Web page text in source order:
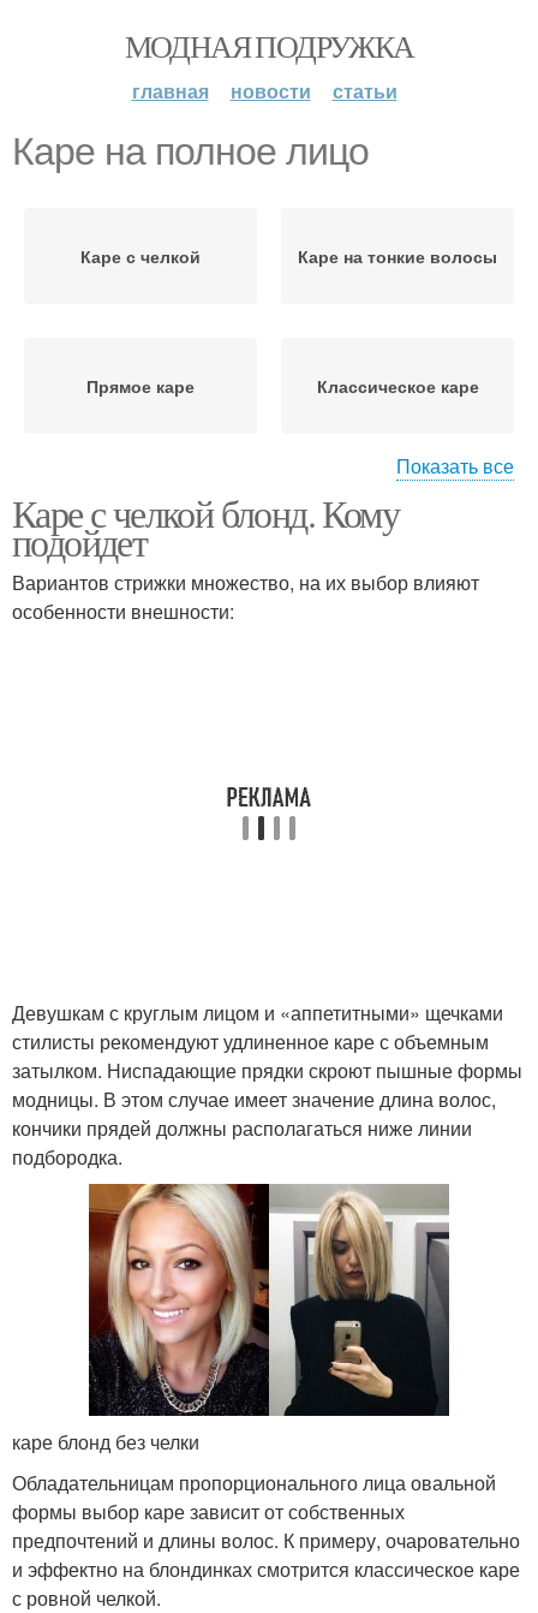
МОДНАЯ ПОДРУЖКА
главная новости статьи
Каре на полное лицо
Каре с челкой Каре на тонкие волосы
Прямое каре Классическое каре
Каре с прямой Каре с косой
Треугольное лицо Каре на худое лицо
Показать все
Каре с челкой блонд. Кому
подойдет
Вариантов стрижки множество, на их выбор влияют
особенности внешности:
Девушкам с круглым лицом и «аппетитными» щечками
стилисты рекомендуют удлиненное каре с объемным
затылком. Ниспадающие прядки скроют пышные формы
модницы. В этом случае имеет значение длина волос,
кончики прядей должны располагаться ниже линии
подбородка.
каре блонд без челки
Обладательницам пропорционального лица овальной
формы выбор каре зависит от собственных
предпочтений и длины волос. К примеру, очаровательно
и эффектно на блондинках смотрится классическое каре
с ровной челкой.